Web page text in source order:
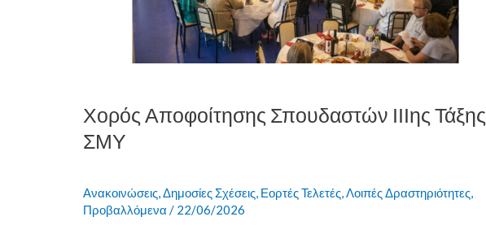
Χορός Αποφοίτησης Σπουδαστών ΙΙΙης Τάξης
ΣΜΥ
Ανακοινώσεις Δημοσίες Σχέσεις Εορτές Τελετές Λοιπές Δραστηριότητες
Προβαλλόμενα / 22/06/2026